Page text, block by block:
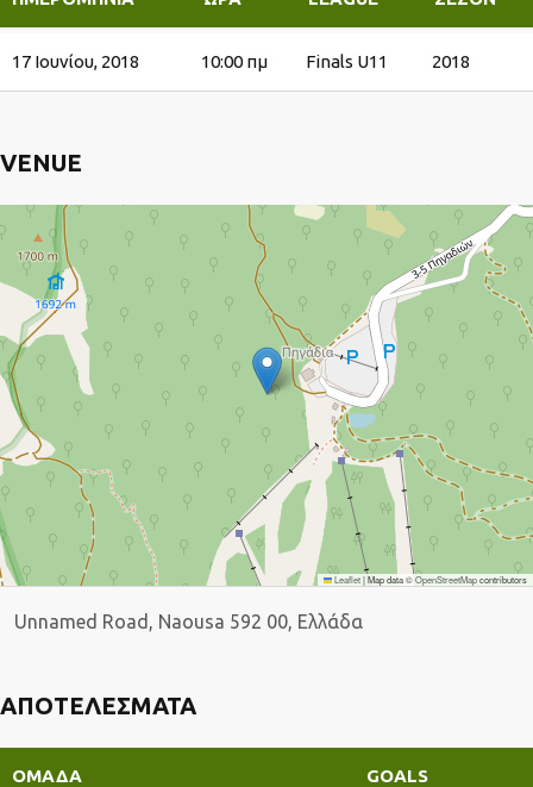
17 Ιουνίου, 2018 10:00 πμ Finals U11 2018
VENUE
Leaflet|Map data ©OpenStreetMapcontributors
Unnamed Road, Naousa 592 00, Ελλάδα
ΑΠΟΤΕΛΈΣΜΑΤΑ
ΟΜΆΔΑ GOALS